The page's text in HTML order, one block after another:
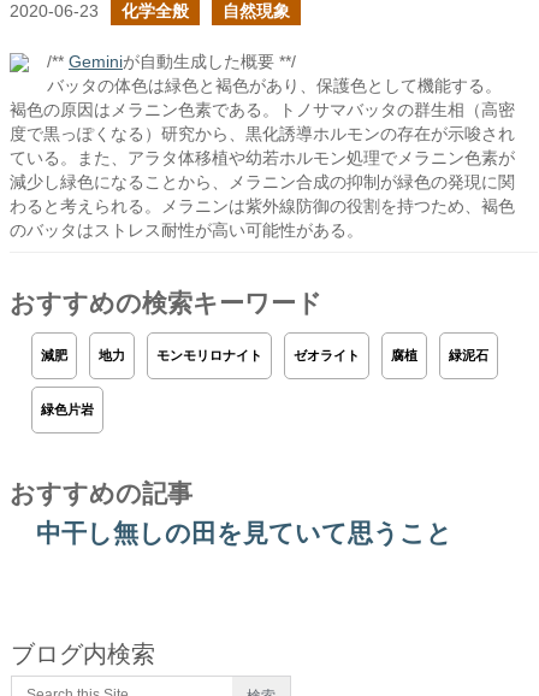
2020-06-23 化学全般 自然現象
/** Geminiが自動生成した概要 **/
バッタの体色は緑色と褐色があり、保護色として機能する。
褐色の原因はメラニン色素である。トノサマバッタの群生相（高密
度で黒っぽくなる）研究から、黒化誘導ホルモンの存在が示唆され
ている。また、アラタ体移植や幼若ホルモン処理でメラニン色素が
減少し緑色になることから、メラニン合成の抑制が緑色の発現に関
わると考えられる。メラニンは紫外線防御の役割を持つため、褐色
のバッタはストレス耐性が高い可能性がある。
おすすめの検索キーワード
減肥 地力 モンモリロナイト ゼオライト 腐植 緑泥石
緑色片岩
おすすめの記事
中干し無しの田を見ていて思うこと
ブログ内検索